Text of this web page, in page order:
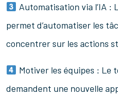
Automatisation via l’IA :
permet d’automatiser les
concentrer sur les actions
Motiver les équipes : Le
demandent une nouvelle